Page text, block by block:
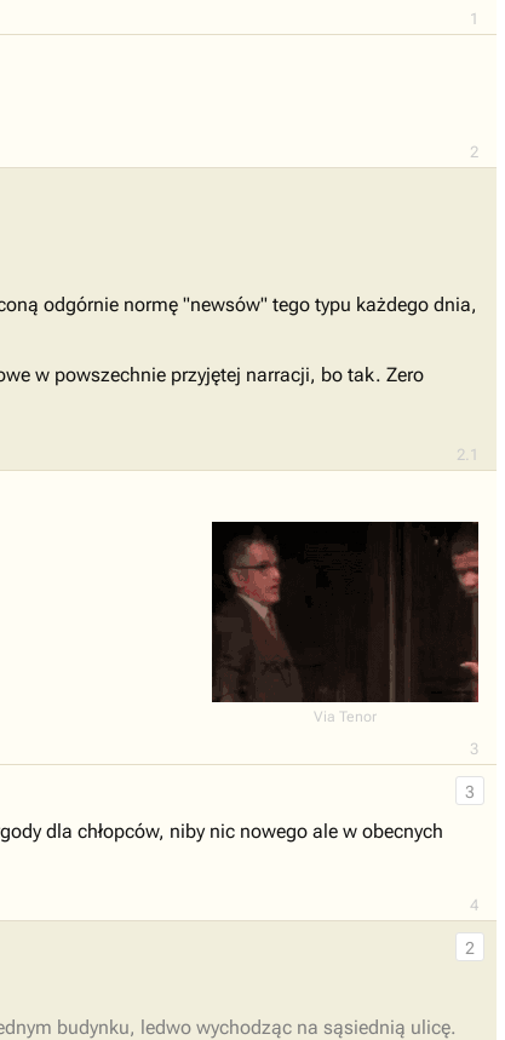
1
2
2.1
odgórnie normę "newsów" tego typu każdego dnia,
w powszechnie przyjętej narracji, bo tak. Zero
3
Via Tenor
4
3
dla chłopców, niby nic nowego ale w obecnych
2
budynku, ledwo wychodząc na sąsiednią ulicę.